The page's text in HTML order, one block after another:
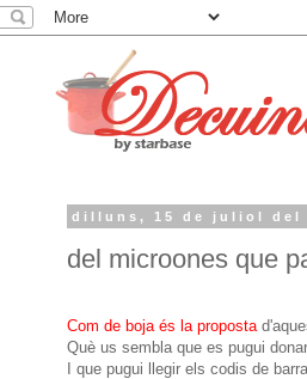
dilluns, 15 de juliol del
del microones que
Com de boja és la proposta
Què us sembla que es pugui
I que pugui llegir els codis de